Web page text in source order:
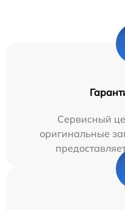
Сервисный
оригинальные